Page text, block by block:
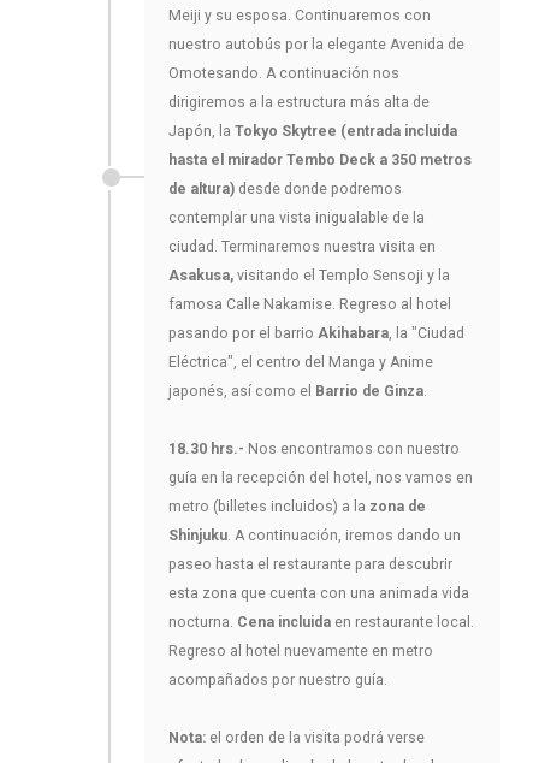
Meiji y su esposa. Continuaremos con
nuestro autobús por la elegante Avenida de
Omotesando. A continuación nos
dirigiremos a la estructura más alta de
Japón, la Tokyo Skytree (entrada incluida
hasta el mirador Tembo Deck a 350 metros
de altura) desde donde podremos
contemplar una vista inigualable de la
ciudad. Terminaremos nuestra visita en
Asakusa, visitando el Templo Sensoji y la
famosa Calle Nakamise. Regreso al hotel
pasando por el barrio Akihabara , la "Ciudad
Eléctrica", el centro del Manga y Anime
japonés, así como el Barrio de Ginza
18.30 hrs.- Nos encontramos con nuestro
guía en la recepción del hotel, nos vamos en
metro (billetes incluidos) a la zona de
Shinjuku . A continuación, iremos dando un
paseo hasta el restaurante para descubrir
esta zona que cuenta con una animada vida
nocturna. Cena incluida en restaurante local.
Regreso al hotel nuevamente en metro
acompañados por nuestro guía.
Nota: el orden de la visita podrá verse